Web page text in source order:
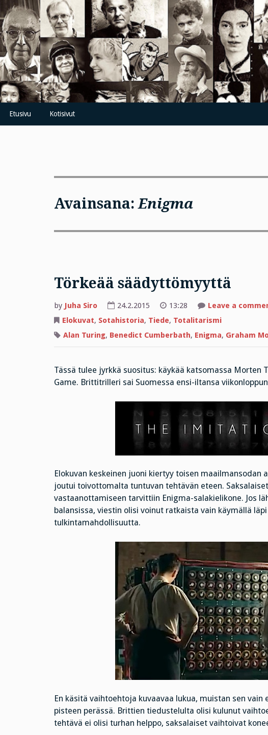
Skip
to
content
Etusivu Kotisivut
Avainsana:Enigma
Törkeää säädyttömyyttä
by Juha Siro 24.2.2015 13:28 Leave a
Elokuvat, Sotahistoria, Tiede, Totalitarismi
Alan Turing, Benedict Cumberbath, Enigma, Graham
Tässä tulee jyrkkä suositus: käykää katsomassa
Game. Brittitrilleri sai Suomessa ensi-iltansa
Elokuvan keskeinen juoni kiertyy toisen
joutui toivottomalta tuntuvan tehtävän eteen.
vastaanottamiseen tarvittiin Enigma-salakielikone. Jos
balansissa, viestin olisi voinut ratkaista vain käymällä
tulkintamahdollisuutta.
En käsitä vaihtoehtoja kuvaavaa lukua, muistan sen
pisteen perässä. Brittien tiedustelulta olisi kulunut
tehtävä ei olisi turhan helppo, saksalaiset vaihtoivat